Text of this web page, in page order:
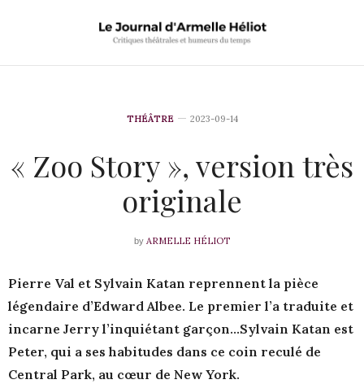
THÉÂTRE 2023-09-14
« Zoo Story », version très
originale
by ARMELLE HÉLIOT
Pierre Val et Sylvain Katan reprennent la pièce
légendaire d’Edward Albee. Le premier l’a traduite et
incarne Jerry l’inquiétant garçon…Sylvain Katan est
Peter, qui a ses habitudes dans ce coin reculé de
Central Park, au cœur de New York.